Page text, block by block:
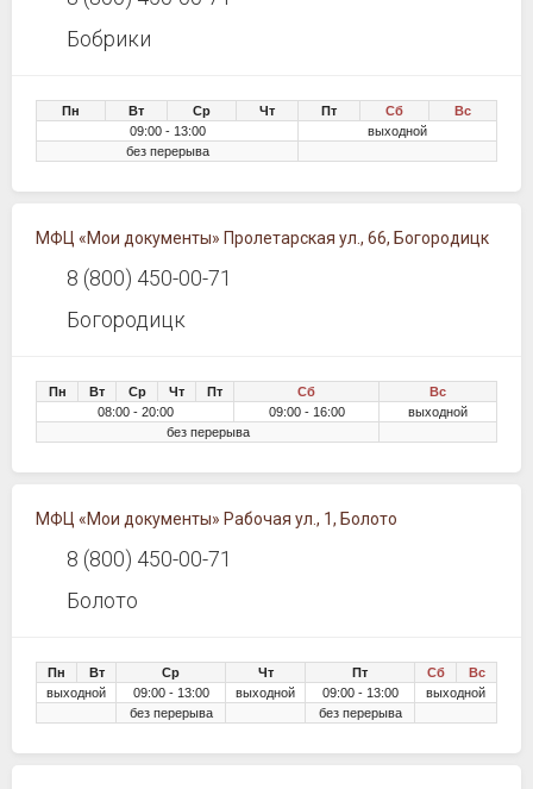
Бобрики
Пн Вт Ср Чт Пт Сб
Вс
09:00 - 13:00
выходной
без перерыва
МФЦ «Мои документы» Пролетарская ул., 66, Богородицк
8 (800) 450-00-71
Богородицк
Пн Вт Ср Чт Пт Сб
Вс
08:00 - 20:00
09:00 - 16:00
выходной
без перерыва
МФЦ «Мои документы» Рабочая ул., 1, Болото
8 (800) 450-00-71
Болото
Пн Вт Ср Чт Пт Сб
Вс
выходной
09:00 - 13:00 выходной 09:00 - 13:00
выходной
без перерыва
без перерыва